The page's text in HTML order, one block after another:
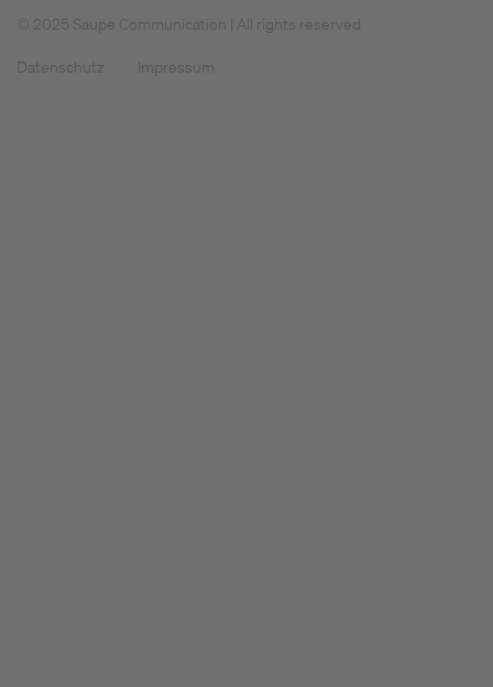
© 2025 Saupe Communication | All rights reserved
Datenschutz Impressum